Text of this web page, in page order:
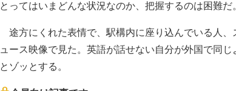
とってはいまどんな状況なのか、把握するのは困難だ
途方にくれた表情で、駅構内に座り込んでいる人、
ュース映像で見た。英語が話せない自分が外国で同
とゾッとする。